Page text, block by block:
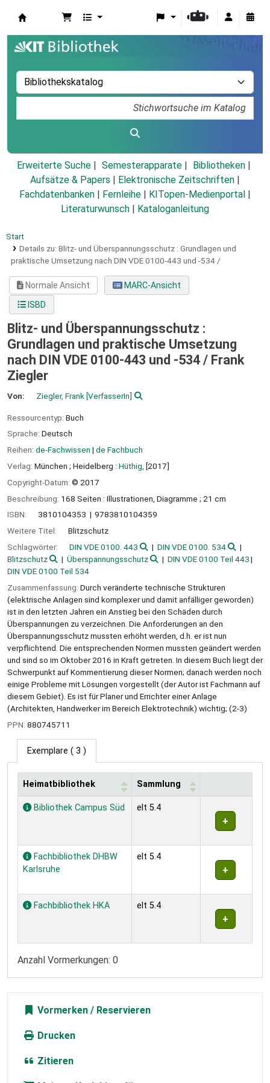
Erweiterte Suche Semesterapparate
Bibliotheken
Aufsätze & Papers
Elektronische Zeitschriften
Fachdatenbanken
Fernleihe KITopen-Medienportal
Literaturwunsch
Kataloganleitung
Start
Details zu: Blitz- und Überspannungsschutz : Grundlagen und
praktische Umsetzung nach DIN VDE 0100-443 und -534 /
Normale Ansicht
MARC-Ansicht
ISBD
Blitz- und Überspannungsschutz :
Grundlagen und praktische Umsetzung
nach DIN VDE 0100-443 und -534 / Frank
Ziegler
Von: Ziegler, Frank [VerfasserIn]
Ressourcentyp: Buch
Sprache: Deutsch
Reihen: de-Fachwissen | de Fachbuch
Verlag: München ; Heidelberg : Hüthig, [2017]
Copyright-Datum: © 2017
Beschreibung: 168 Seiten : Illustrationen, Diagramme ; 21 cm
ISBN:
3810104353
9783810104359
Weitere Titel:
Blitzschutz
Schlagwörter:
DIN VDE 0100. 443
DIN VDE 0100. 534
Blitzschutz
Überspannungsschutz
DIN VDE 0100 Teil 443
DIN VDE 0100 Teil 534
Zusammenfassung: Durch veränderte technische Strukturen
(elektrische Anlagen sind komplexer und damit anfälliger geworden)
ist in den letzten Jahren ein Anstieg bei den Schäden durch
Überspannungen zu verzeichnen. Die Anforderungen an den
Überspannungsschutz mussten erhöht werden, d.h. er ist nun
verpflichtend. Die entsprechenden Normen mussten geändert werden
und sind so im Oktober 2016 in Kraft getreten. In diesem Buch liegt der
Schwerpunkt auf Kommentierung dieser Normen; danach werden noch
einige Probleme mit Lösungen vorgestellt (der Autor ist Fachmann auf
diesem Gebiet). Es ist für Planer und Errichter einer Anlage
(Architekten, Handwerker im Bereich Elektrotechnik) wichtig; (2-3)
PPN: 880745711
Exemplare ( 3 )
Exemplare
Heimatbibliothek Sammlung
Bibliothek Campus Süd elt 5.4
Fachbibliothek DHBW
Karlsruhe
elt 5.4
Fachbibliothek HKA elt 5.4
Anzahl Vormerkungen: 0
Vormerken
Drucken
Zitieren